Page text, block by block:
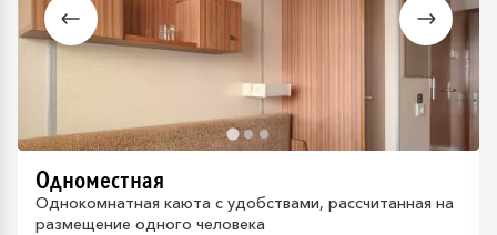
Одноместная
Однокомнатная каюта с удобствами, рассчитанная на
размещение одного человека